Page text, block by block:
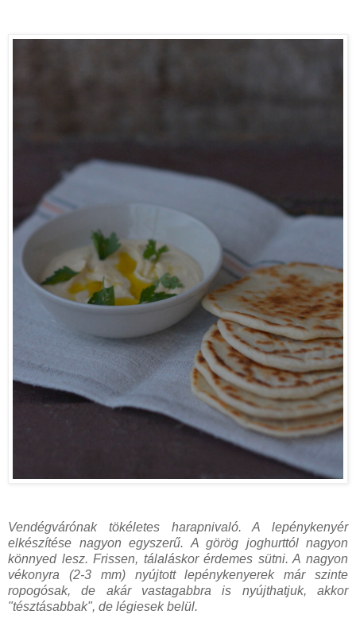
Vendégvárónak tökéletes harapnivaló. A lepénykenyér
elkészítése nagyon egyszerű. A görög joghurttól nagyon
könnyed lesz. Frissen, tálaláskor érdemes sütni. A nagyon
vékonyra (2-3 mm) nyújtott lepénykenyerek már szinte
ropogósak, de akár vastagabbra is nyújthatjuk, akkor
"tésztásabbak", de légiesek belül.